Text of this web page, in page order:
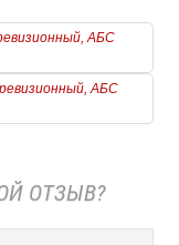
АБС
АБС
ОТЗЫВ?